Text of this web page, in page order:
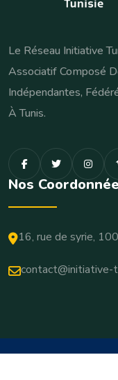
Le Réseau Initiative
Associatif Composé
Indépendantes,
À Tunis.
Nos
16, rue de syrie,
contact@initiative-